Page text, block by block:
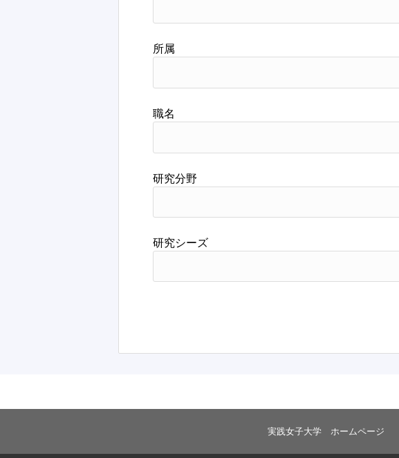
所属
職名
研究分野
研究シーズ
実践女子大学 ホームページ